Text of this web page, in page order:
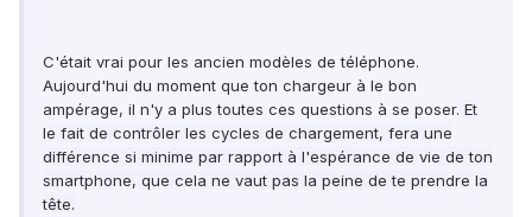
C'était vrai pour les ancien modèles de téléphone.
Aujourd'hui du moment que ton chargeur à le bon
ampérage, il n'y a plus toutes ces questions à se poser. Et
le fait de contrôler les cycles de chargement, fera une
différence si minime par rapport à l'espérance de vie de ton
smartphone, que cela ne vaut pas la peine de te prendre la
tête.